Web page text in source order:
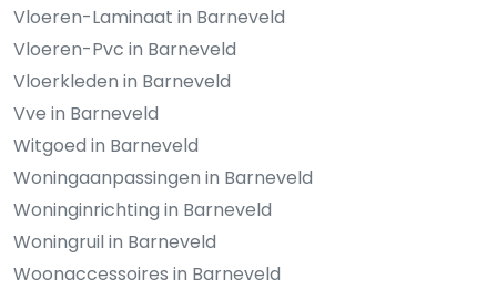
Vloeren-Laminaat in Barneveld
Vloeren-Pvc in Barneveld
Vloerkleden in Barneveld
Vve in Barneveld
Witgoed in Barneveld
Woningaanpassingen in Barneveld
Woninginrichting in Barneveld
Woningruil in Barneveld
Woonaccessoires in Barneveld